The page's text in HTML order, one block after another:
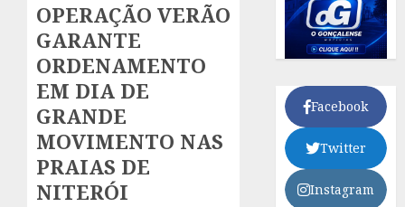
OPERAÇÃO VERÃO
GARANTE
ORDENAMENTO
EM DIA DE
GRANDE
MOVIMENTO NAS
PRAIAS DE
NITERÓI
Facebook
Twitter
Instagram